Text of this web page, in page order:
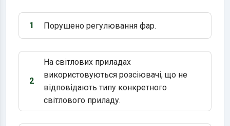
Варіант 1:
1 Порушено регулювання фар.
Варіант 2:
2
На світлових приладах
використовуються розсіювачі, що не
відповідають типу конкретного
світлового приладу.